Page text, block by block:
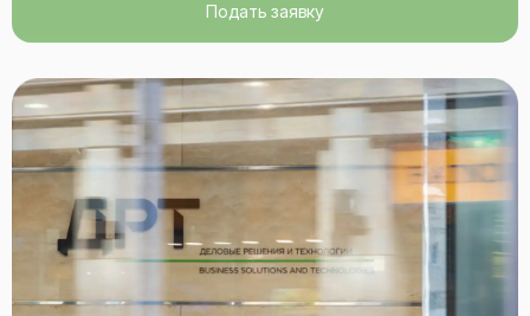
Подать заявку